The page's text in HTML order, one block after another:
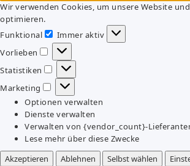
Wir verwenden Cookies, um unsere Website
optimieren.
Funktional
Funktional
Immer aktiv
Vorlieben
Vorlieben
Statistiken
Statistiken
Marketing
Marketing
Optionen verwalten
Dienste verwalten
Verwalten von {vendor_count}-
Lese mehr über diese Zwecke
Akzeptieren
Ablehnen Selbst wählen